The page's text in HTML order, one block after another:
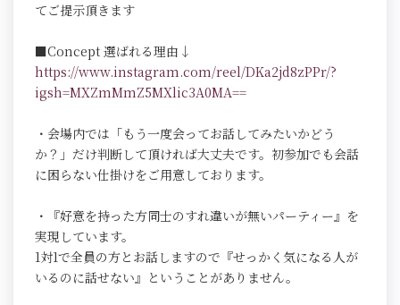
てご提示頂きます
■Concept 選ばれる理由↓
https://www.instagram.com/reel/DKa2jd8zPPr/?
igsh=MXZmMmZ5MXlic3A0MA==
・会場内では「もう一度会ってお話してみたいかどう
か？」だけ判断して頂ければ大丈夫です。初参加でも会話
に困らない仕掛けをご用意しております。
・『好意を持った方同士のすれ違いが無いパーティー』を
実現しています。
1対1で全員の方とお話しますので『せっかく気になる人が
いるのに話せない』ということがありません。